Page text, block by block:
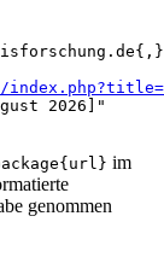
2026]"
im
genommen